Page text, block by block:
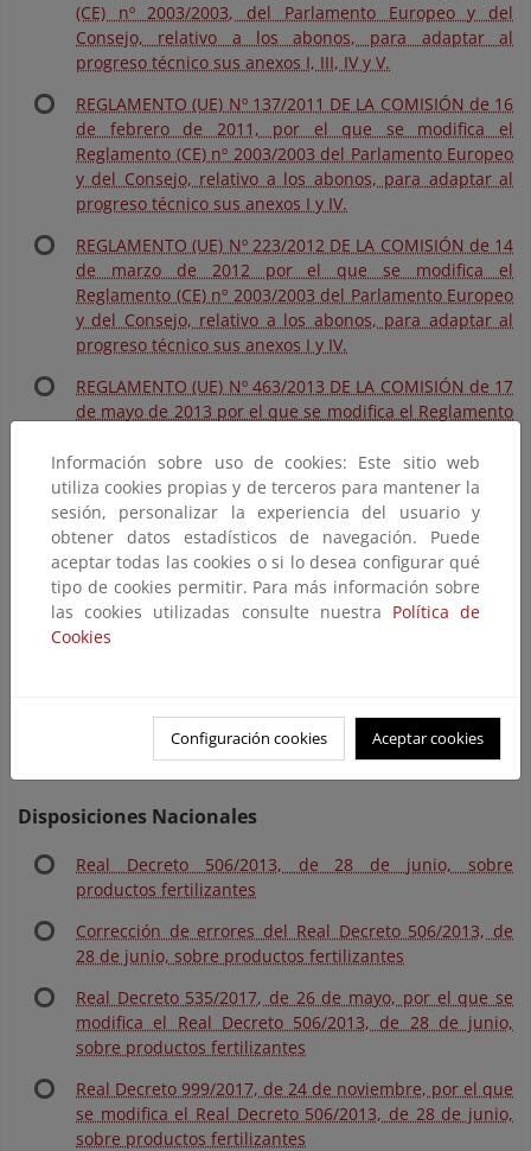
(CE) nº 2003/2003, del Parlamento Europeo y del
Consejo, relativo a los abonos, para adaptar al
progreso técnico sus anexos I, III, IV y V.
REGLAMENTO (UE) Nº 137/2011 DE LA COMISIÓN de 16
de febrero de 2011, por el que se modifica el
Reglamento (CE) nº 2003/2003 del Parlamento Europeo
y del Consejo, relativo a los abonos, para adaptar al
progreso técnico sus anexos I y IV.
REGLAMENTO (UE) Nº 223/2012 DE LA COMISIÓN de 14
de marzo de 2012 por el que se modifica el
Reglamento (CE) nº 2003/2003 del Parlamento Europeo
y del Consejo, relativo a los abonos, para adaptar al
progreso técnico sus anexos I y IV.
REGLAMENTO (UE) Nº 463/2013 DE LA COMISIÓN de 17
de mayo de 2013 por el que se modifica el Reglamento
Consejo, relativo a los abonos, para adaptar al
progreso técnico sus anexos I, II y IV.
REGLAMENTO (UE) Nº 1257/2014 DE LA COMISIÓN de
24 de noviembre de 2014 por el que se modifica el
Reglamento (CE) nº 2003/2003 del Parlamento Europeo
y del Consejo, relativo a los abonos, a efectos de la
adaptación de sus anexos I y IV.
Reglamento (CE) nº 2003/2003 del Parlamento Europeo
y del Consejo, relativo a abonos, a efectos de la
adaptación de sus anexos I y IV.
Disposiciones Nacionales
Real Decreto 506/2013, de 28 de junio, sobre
productos fertilizantes
Corrección de errores del Real Decreto 506/2013, de
28 de junio, sobre productos fertilizantes
Real Decreto 535/2017, de 26 de mayo, por el que se
modifica el Real Decreto 506/2013, de 28 de junio,
sobre productos fertilizantes
Real Decreto 999/2017, de 24 de noviembre, por el que
se modifica el Real Decreto 506/2013, de 28 de junio,
sobre productos fertilizantes
Información sobre uso de cookies: Este sitio web
utiliza cookies propias y de terceros para mantener la
sesión, personalizar la experiencia del usuario y
obtener datos estadísticos de navegación. Puede
aceptar todas las cookies o si lo desea configurar qué
tipo de cookies permitir. Para más información sobre
las cookies utilizadas consulte nuestra Política de
Cookies
Configuración cookies Aceptar cookies